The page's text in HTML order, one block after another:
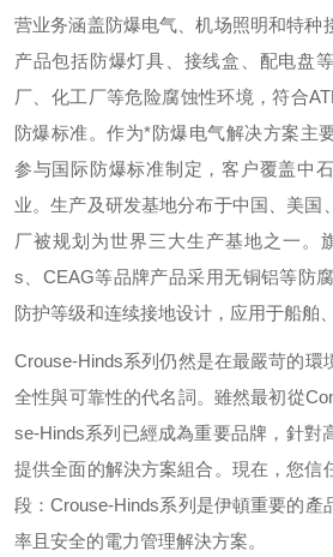
营业务涵盖防爆电气、机场照明和特种
产品包括防爆灯具、接线盒、配电盘
厂、化工厂等危险腐蚀性环境，符合
防爆标准。作为*防爆电气解决方案主
参与国际防爆标准制定，客户覆盖中
业。生产及研发基地分布于中国、美国
厂被规划为世界三大生产基地之一。
s
CEAG等品牌产品采用无铜铝等防
防护等级和连续接地设计，应用于船舶
Crouse-Hinds系列仍然是在最嚴苛的環
全性與可靠性的代名詞。雖然最初從
se-Hinds系列已經成為重要品牌，針對
提供全面的解決方案組合。現在，您信
段：Crouse-Hinds系列是伊頓重要的產
率且安全的電力管理解決方案。